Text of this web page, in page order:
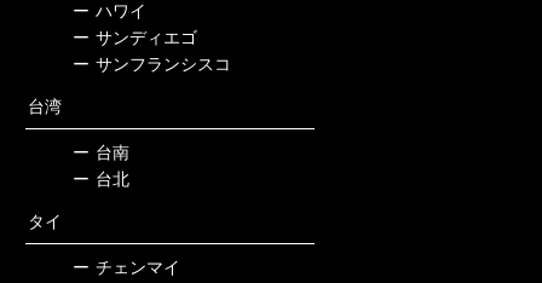
ー ハワイ
ー サンディエゴ
ー サンフランシスコ
台湾
ー 台南
ー 台北
タイ
ー チェンマイ